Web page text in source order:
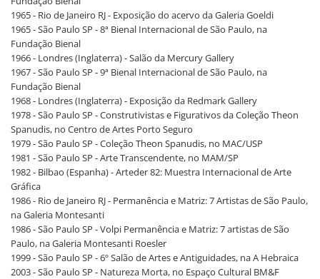
1965 - Rio de Janeiro RJ - Exposição do acervo da Galeria Goeldi
1965 - São Paulo SP - 8ª Bienal Internacional de São Paulo, na
Fundação Bienal
1966 - Londres (Inglaterra) - Salão da Mercury Gallery
1967 - São Paulo SP - 9ª Bienal Internacional de São Paulo, na
Fundação Bienal
1968 - Londres (Inglaterra) - Exposição da Redmark Gallery
1978 - São Paulo SP - Construtivistas e Figurativos da Coleção Theon
Spanudis, no Centro de Artes Porto Seguro
1979 - São Paulo SP - Coleção Theon Spanudis, no MAC/USP
1981 - São Paulo SP - Arte Transcendente, no MAM/SP
1982 - Bilbao (Espanha) - Arteder 82: Muestra Internacional de Arte
Gráfica
1986 - Rio de Janeiro RJ - Permanência e Matriz: 7 Artistas de São Paulo,
na Galeria Montesanti
1986 - São Paulo SP - Volpi Permanência e Matriz: 7 artistas de São
Paulo, na Galeria Montesanti Roesler
1999 - São Paulo SP - 6º Salão de Artes e Antiguidades, na A Hebraica
2003 - São Paulo SP - Natureza Morta, no Espaço Cultural BM&F